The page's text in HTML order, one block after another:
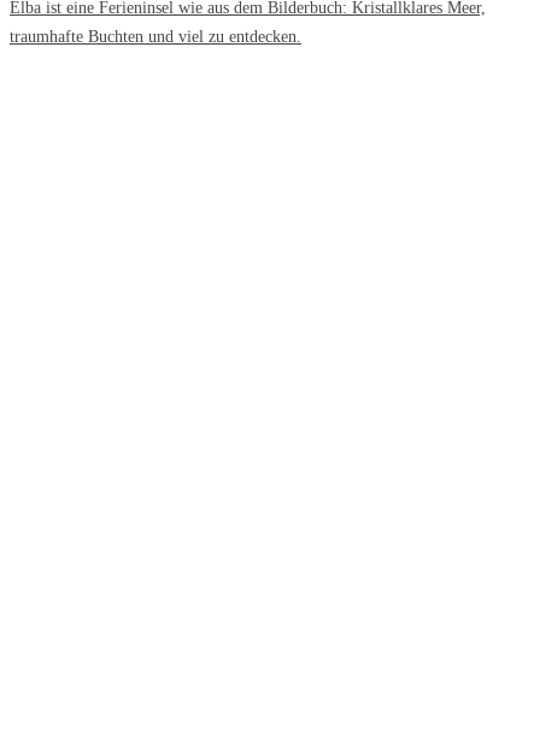
Elba ist eine Ferieninsel wie aus dem Bilderbuch: Kristallklares Meer,
traumhafte Buchten und viel zu entdecken.